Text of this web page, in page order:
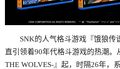
SNK的人气格斗游戏『饿狼传
直引领着90年代格斗游戏的热潮。
THE WOLVES-』起，时隔26年，